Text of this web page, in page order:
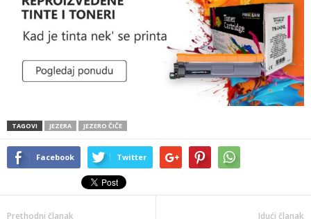
TAGOVI JEZERA JEZERO ČIČE
Facebook Twitter
Prethodni članak Idući članak